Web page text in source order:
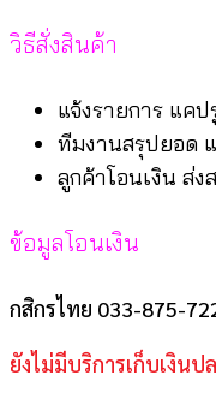
วิธีสั่งสินค้า
แจ้งรายการ แค
ทีมงานสรุปยอด
ลูกค้าโอนเงิน ส่
ข้อมูลโอนเงิน
กสิกรไทย 033-875-
ยังไม่มีบริการเก็บเงินป